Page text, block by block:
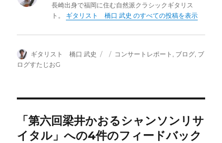
長崎出身で福岡に住む自然派クラシックギタリス
ト。 ギタリスト 橋口 武史 のすべての投稿を表示
投
稿
ギタリスト 橋口 武史
投 カ
コンサートレポート , ブログ, ブ
ログすたじおG
「第六回梁井かおるシャンソンリサ
イタル」への4件のフィードバック